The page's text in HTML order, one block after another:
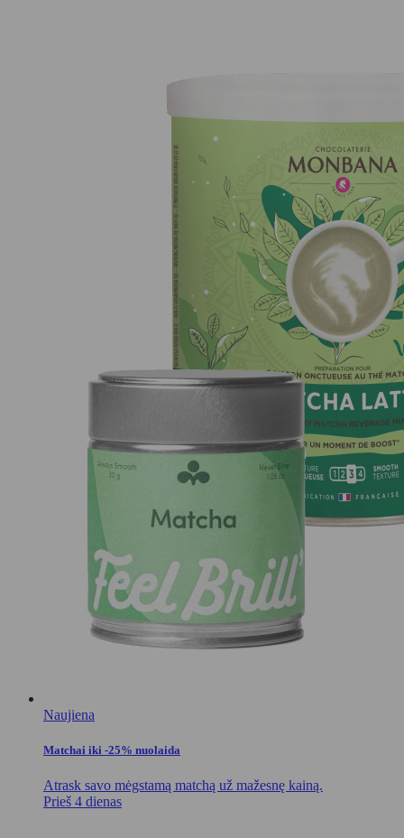
Naujiena
Matchai iki -25% nuolaida
Atrask savo mėgstamą matchą už mažesnę kainą.
Prieš 4 dienas